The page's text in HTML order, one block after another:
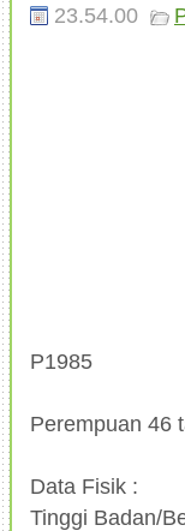
23.54.00
P1985
Perempuan 46
Data Fisik :
Tinggi Badan/